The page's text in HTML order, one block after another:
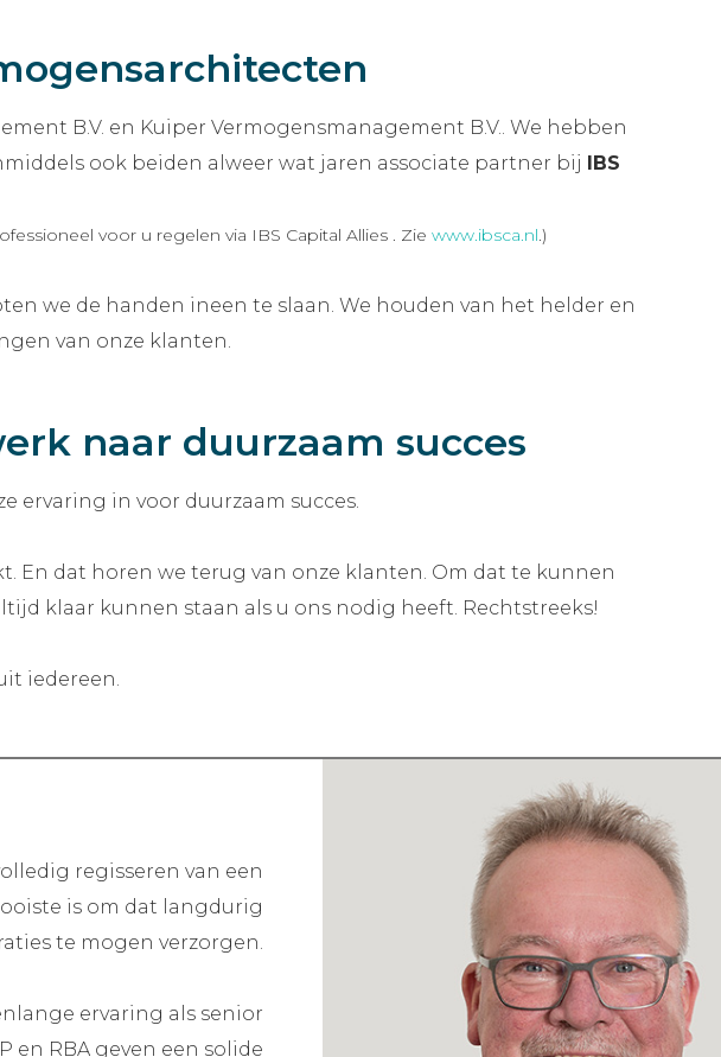
B.V. en Kuiper Vermogensmanagement B.V.. We hebben
ook beiden alweer wat jaren associate partner bij IBS
voor u regelen via IBS Capital Allies . Zie www.ibsca.nl.)
we de handen ineen te slaan. We houden van het helder en
van onze klanten.
naar duurzaam succes
ervaring in voor duurzaam succes.
En dat horen we terug van onze klanten. Om dat te kunnen
klaar kunnen staan als u ons nodig heeft. Rechtstreeks!
iedereen.
regisseren van een
is om dat langdurig
te mogen verzorgen.
ervaring als senior
en RBA geven een solide